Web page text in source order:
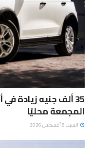
35 ألف جنيه زيادة
المجمعة محليًا
السبت 8 أغسطس 2026